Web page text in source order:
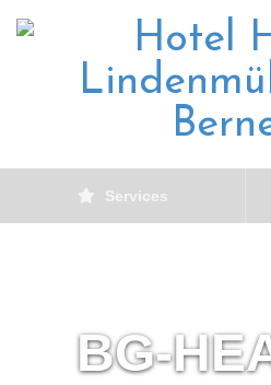
Services
BG-